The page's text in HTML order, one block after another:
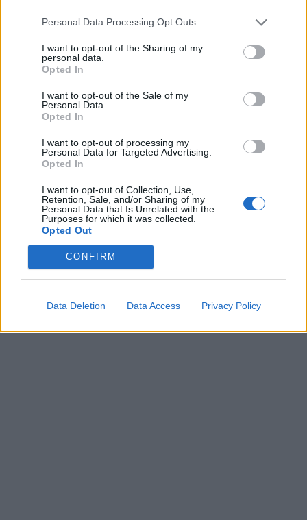
Personal Data Processing Opt Outs
I want to opt-out of the Sharing of my
personal data.
Opted In
I want to opt-out of the Sale of my
Personal Data.
Opted In
I want to opt-out of processing my
Personal Data for Targeted Advertising.
Opted In
I want to opt-out of Collection, Use,
Retention, Sale, and/or Sharing of my
Personal Data that Is Unrelated with the
Purposes for which it was collected.
Opted Out
CONFIRM
Data Deletion Data Access Privacy Policy